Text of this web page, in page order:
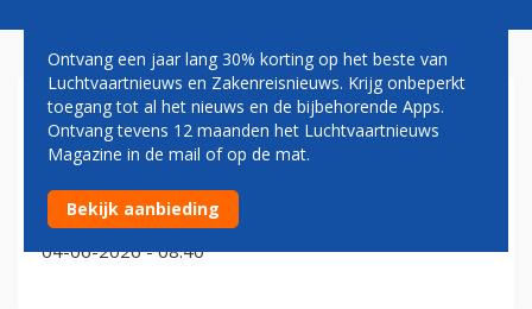
BOURNEMOUTH AIRPORT
Enige overgebleven Britse gebruiker Airbus A340
vraagt faillissement aan
04-06-2026 - 08:40
Ontvang een jaar lang 30% korting op het beste van
Luchtvaartnieuws en Zakenreisnieuws. Krijg onbeperkt
toegang tot al het nieuws en de bijbehorende Apps.
Ontvang tevens 12 maanden het Luchtvaartnieuws
Magazine in de mail of op de mat.
Bekijk aanbieding